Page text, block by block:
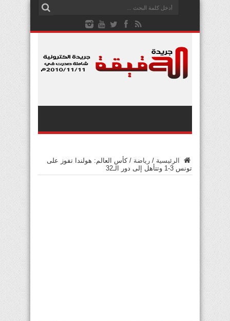
الرئيسية / رياضة / كأس العالم: هولندا تفوز على
تونس 3-1 وتتأهل إلى دور الـ32